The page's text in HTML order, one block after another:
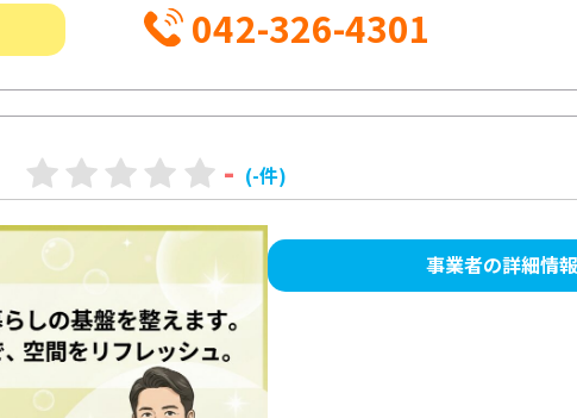
042-326-4301
- (-件)
事業者の詳細情